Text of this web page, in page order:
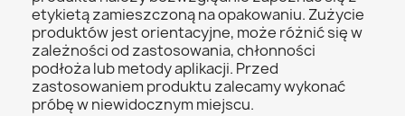
etykietą zamieszczoną na opakowaniu. Zużycie
produktów jest orientacyjne, może różnić się w
zależności od zastosowania, chłonności
podłoża lub metody aplikacji. Przed
zastosowaniem produktu zalecamy wykonać
próbę w niewidocznym miejscu.